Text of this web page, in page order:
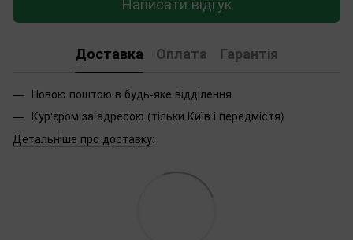
Доставка Оплата Гарантія
Новою поштою в будь-яке відділення
Кур'єром за адресою (тільки Київ і передмістя)
Детальніше про доставку: